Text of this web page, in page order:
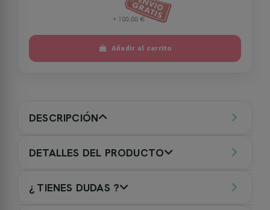
Añadir al carrito
DESCRIPCIÓN
DETALLES DEL PRODUCTO
¿ TIENES DUDAS ?